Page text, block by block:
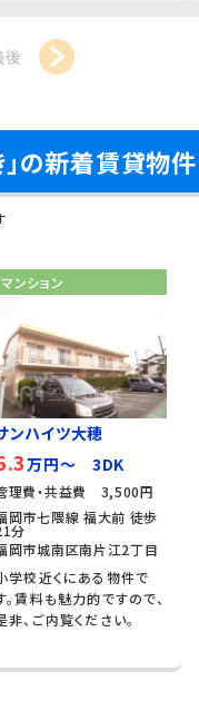
後
の新着賃貸物件
マンション
ンハイツ大穂
万円～ 3DK
理費・共益費 3,500円
岡市七隈線 福大前 徒歩
分
岡市城南区南片江2丁目
学校近くにある物件で
。賃料も魅力的ですので、
非、ご内覧ください。